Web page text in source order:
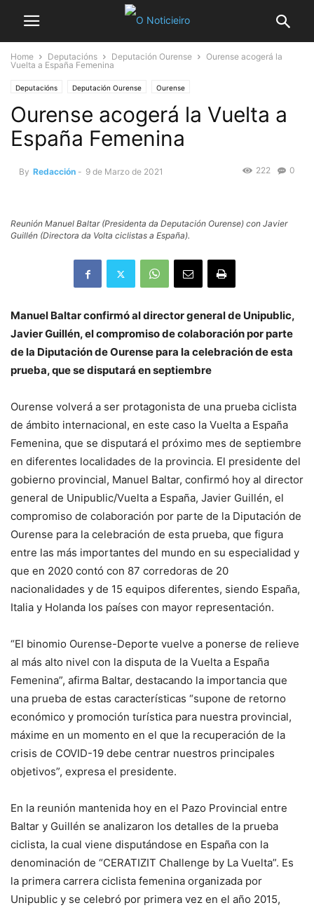
Home Deputacións Deputación Ourense
Ourense acogerá la
Vuelta a España Femenina
Deputacións Deputación Ourense Ourense
Ourense acogerá la Vuelta a
España Femenina
By Redacción - 9 de Marzo de 2021 0
222
Reunión Manuel Baltar (Presidenta da Deputación Ourense) con Javier
Guillén (Directora da Volta ciclistas a España).
Manuel Baltar confirmó al director general de Unipublic,
Javier Guillén, el compromiso de colaboración por parte
de la Diputación de Ourense para la celebración de esta
prueba, que se disputará en septiembre
Ourense volverá a ser protagonista de una prueba ciclista
de ámbito internacional, en este caso la Vuelta a España
Femenina, que se disputará el próximo mes de septiembre
en diferentes localidades de la provincia. El presidente del
gobierno provincial, Manuel Baltar, confirmó hoy al director
general de Unipublic/Vuelta a España, Javier Guillén, el
compromiso de colaboración por parte de la Diputación de
Ourense para la celebración de esta prueba, que figura
entre las más importantes del mundo en su especialidad y
que en 2020 contó con 87 corredoras de 20
nacionalidades y de 15 equipos diferentes, siendo España,
Italia y Holanda los países con mayor representación.
“El binomio Ourense-Deporte vuelve a ponerse de relieve
al más alto nivel con la disputa de la Vuelta a España
Femenina”, afirma Baltar, destacando la importancia que
una prueba de estas características “supone de retorno
económico y promoción turística para nuestra provincial,
máxime en un momento en el que la recuperación de la
crisis de COVID-19 debe centrar nuestros principales
objetivos”, expresa el presidente.
En la reunión mantenida hoy en el Pazo Provincial entre
Baltar y Guillén se analizaron los detalles de la prueba
ciclista, la cual viene disputándose en España con la
denominación de “CERATIZIT Challenge by La Vuelta”. Es
la primera carrera ciclista femenina organizada por
Unipublic y se celebró por primera vez en el año 2015,